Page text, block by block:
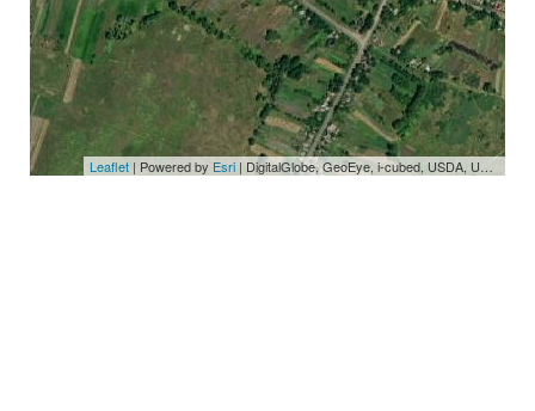
Leaflet | Powered by Esri | DigitalGlobe, GeoEye, i-cubed, USDA, USGS, AEX, Getmapping, Aerogrid, IGN, IGP, swisstopo, and the GIS User Community